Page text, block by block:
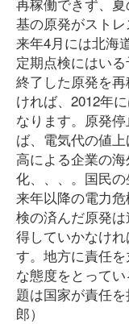
基の原発がストレ
来年4月には北海
定期点検にはい
終了した原発を
ければ、2012年
なります。原発
ば、電気代の値
高による企業の
化、、、。国民
来年以降の電力
検の済んだ原発
得していかなけ
す。地方に責任
な態度をとって
題は国家が責任
郎）